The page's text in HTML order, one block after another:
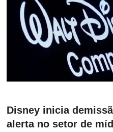
Disney inicia
alerta no setor de